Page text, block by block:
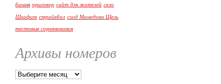
башня приговор сайт для жителей село
Шхафит страйкбол сход Мамедова Щель
тестовые соревнования
Архивы номеров
Архивы